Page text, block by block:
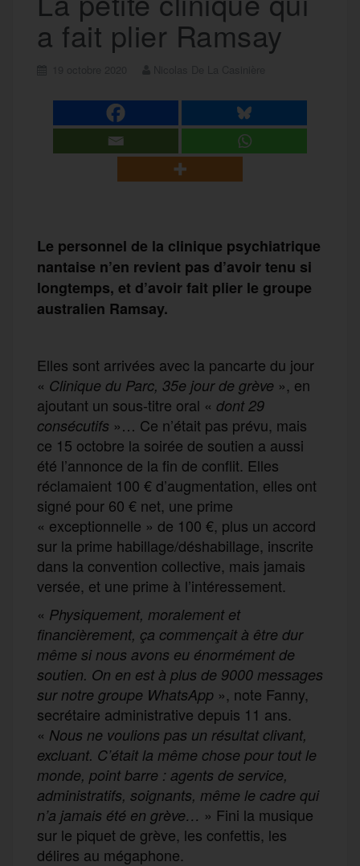
a fait plier Ramsay
Le personnel de la clinique psychiatrique
nantaise n’en revient pas d’avoir tenu si
longtemps, et d’avoir fait plier le groupe
australien Ramsay.
Elles sont arrivées avec la pancarte du jour
« Clinique du Parc, 35e jour de grève », en
ajoutant un sous-titre oral « dont 29
consécutifs »… Ce n’était pas prévu, mais
ce 15 octobre la soirée de soutien a aussi
été l’annonce de la fin de conflit. Elles
réclamaient 100 € d’augmentation, elles ont
signé pour 60 € net, une prime
« exceptionnelle » de 100 €, plus un accord
sur la prime habillage/déshabillage, inscrite
dans la convention collective, mais jamais
versée, et une prime à l’intéressement.
« Physiquement, moralement et
financièrement, ça commençait à être dur
même si nous avons eu énormément de
soutien. On en est à plus de 9000 messages
sur notre groupe WhatsApp », note Fanny,
secrétaire administrative depuis 11 ans.
« Nous ne voulions pas un résultat clivant,
excluant. C’était la même chose pour tout le
monde, point barre : agents de service,
administratifs, soignants, même le cadre qui
n’a jamais été en grève… » Fini la musique
sur le piquet de grève, les confettis, les
délires au mégaphone.